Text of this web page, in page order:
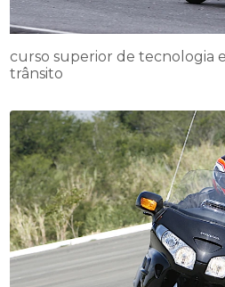
curso superior de tecnologia
trânsito